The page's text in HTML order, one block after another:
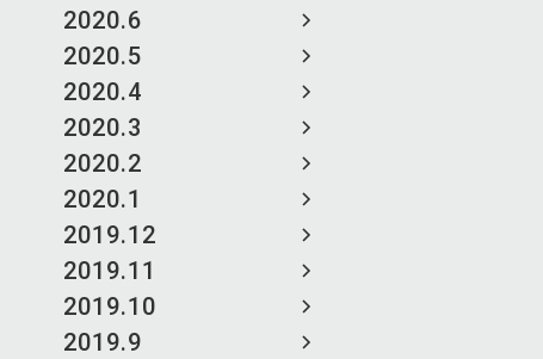
2020.6
2020.5
2020.4
2020.3
2020.2
2020.1
2019.12
2019.11
2019.10
2019.9